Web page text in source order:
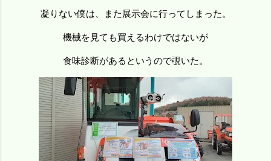
凝りない僕は、また展示会に行ってしまった。
機械を見ても買えるわけではないが
食味診断があるというので覗いた。